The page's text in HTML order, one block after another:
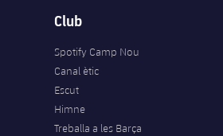
Club
Spotify Camp Nou
Canal ètic
Escut
Himne
Treballa a les Barça